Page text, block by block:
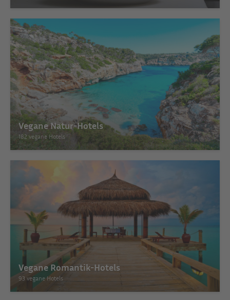
Vegane Natur-Hotels
182 vegane Hotels
Vegane Romantik-Hotels
93 vegane Hotels